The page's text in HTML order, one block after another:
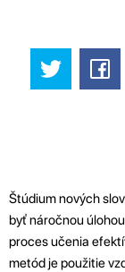
Štúdium nových
byť náročnou
proces učenia
metód je použitie